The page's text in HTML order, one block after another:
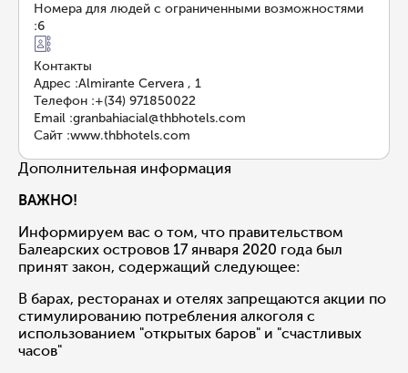
Номера для людей с ограниченными возможностями
:6
Контакты
Адрес :Almirante Cervera , 1
Телефон :+(34) 971850022
Email :granbahiacial@thbhotels.com
Сайт :www.thbhotels.com
Дополнительная информация
ВАЖНО!
Информируем вас о том, что правительством
Балеарских островов 17 января 2020 года был
принят закон, содержащий следующее:
В барах, ресторанах и отелях запрещаются акции по
стимулированию потребления алкоголя с
использованием "открытых баров" и "счастливых
часов"